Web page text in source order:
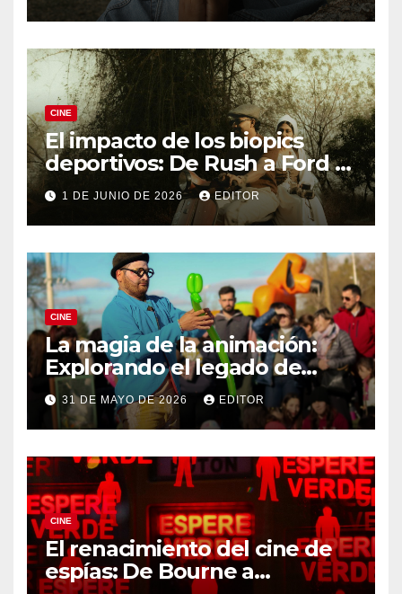
CINE
El impacto de los biopics
deportivos: De Rush a Ford v
Ferrari
1 DE JUNIO DE 2026 EDITOR
CINE
La magia de la animación:
Explorando el legado de
DreamWorks
31 DE MAYO DE 2026 EDITOR
CINE
El renacimiento del cine de
espías: De Bourne a